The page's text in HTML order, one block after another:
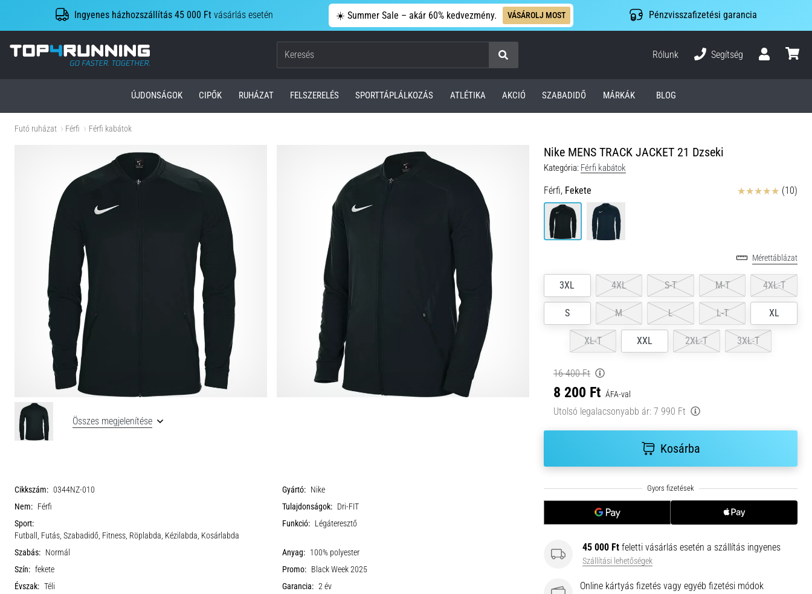
Ingyenes házhozszállítás 45 000 Ft vásárlás esetén ☀️ Summer Sale – akár 60% kedvezmény. VÁSÁROLJ MOST Pénzvisszafizetési garancia
Top4Running.hu
Keresés
Rólunk
Segítség
ÚJDONSÁGOK CIPŐK RUHÁZAT FELSZERELÉS SPORTTÁPLÁLKOZÁS ATLÉTIKA AKCIÓ SZABADIDŐ MÁRKÁK BLOG
Futó ruházat Férfi Férfi kabátok
Nike MENS TRACK JACKET 21 Dzseki
Kategória: Férfi kabátok
Férfi, Fekete Értékelés (10)
Mérettáblázat
3XL 4XL S-T M-T 4XL-T
S M L L-T XL
XL-T XXL 2XL-T 3XL-T
16 400 Ft
8 200 Ft ÁFA-val
Utolsó legalacsonyabb ár: 7 990 Ft
Kosárba
45 000 Ft feletti vásárlás esetén a szállítás ingyenes
Szállítási lehetőségek
Online kártyás fizetés vagy egyéb fizetési módok
Összes megjelenítése
Cikkszám: 0344NZ-010 Gyártó: Nike
Nem: Férfi Tulajdonságok: Dri-FIT
Sport:
Futball, Futás, Szabadidő, Fitness, Röplabda, Kézilabda, Kosárlabda
Funkció: Légáteresztő
Szabás: Normál Anyag: 100% polyester
Szín: fekete Promo: Black Week 2025
Évszak: Téli Garancia: 2 év